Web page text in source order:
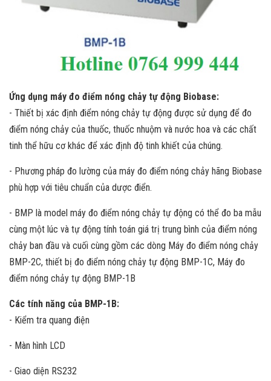
Ứng dụng máy đo điểm nóng chảy tự động Biobase:
- Thiết bị xác định điểm nóng chảy tự động được sử dụng để đo
điểm nóng chảy của thuốc, thuốc nhuộm và nước hoa và các chất
tinh thể hữu cơ khác để xác định độ tinh khiết của chúng.
- Phương pháp đo lường của máy đo điểm nóng chảy hãng Biobase
phù hợp với tiêu chuẩn của dược điển.
- BMP là model máy đo điểm nóng chảy tự động có thể đo ba mẫu
cùng một lúc và tự động tính toán giá trị trung bình của điểm nóng
chảy ban đầu và cuối cùng gồm các dòng Máy đo điểm nóng chảy
BMP-2C, thiết bị đo điểm nóng chảy tự động BMP-1C, Máy đo
điểm nóng chảy tự động BMP-1B
Các tính năng của BMP-1B:
- Kiểm tra quang điện
- Màn hình LCD
- Giao diện RS232